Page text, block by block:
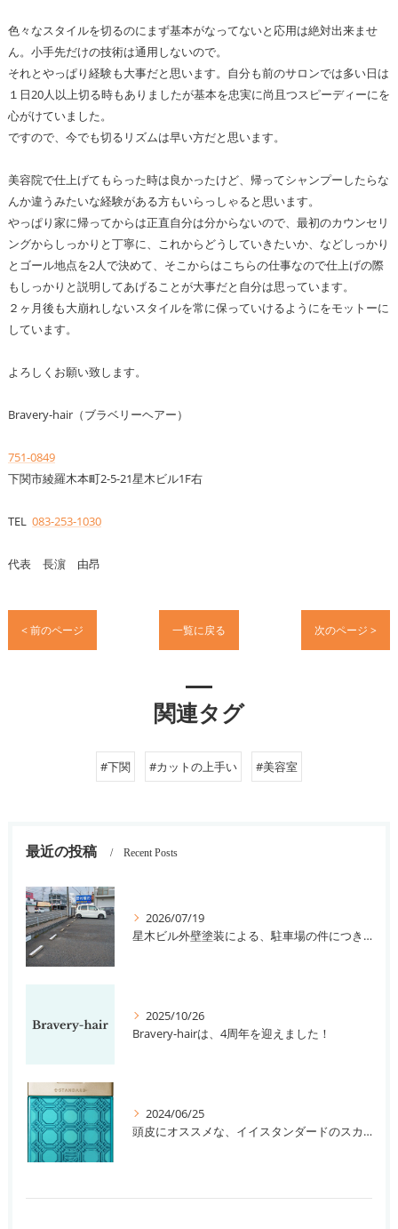
色々なスタイルを切るのにまず基本がなってないと応用は絶対出来ませ
ん。小手先だけの技術は通用しないので。
それとやっぱり経験も大事だと思います。自分も前のサロンでは多い日は
１日20人以上切る時もありましたが基本を忠実に尚且つスピーディーにを
心がけていました。
ですので、今でも切るリズムは早い方だと思います。
美容院で仕上げてもらった時は良かったけど、帰ってシャンプーしたらな
んか違うみたいな経験がある方もいらっしゃると思います。
やっぱり家に帰ってからは正直自分は分からないので、最初のカウンセリ
ングからしっかりと丁寧に、これからどうしていきたいか、などしっかり
とゴール地点を2人で決めて、そこからはこちらの仕事なので仕上げの際
もしっかりと説明してあげることが大事だと自分は思っています。
２ヶ月後も大崩れしないスタイルを常に保っていけるようにをモットーに
しています。
よろしくお願い致します。
Bravery-hair（ブラベリーヘアー）
751-0849
下関市綾羅木本町2-5-21星木ビル1F右
TEL 083-253-1030
代表 長濵 由昂
< 前のページ 一覧に戻る 次のページ >
関連タグ
#下関 #カットの上手い #美容室
最近の投稿 Recent Posts
2026/07/19
星木ビル外壁塗装による、駐車場の件につきまして。
2025/10/26
Bravery-hairは、4周年を迎えました！
2024/06/25
頭皮にオススメな、イイスタンダードのスカルプ系シャンプー＆トリートメントです！